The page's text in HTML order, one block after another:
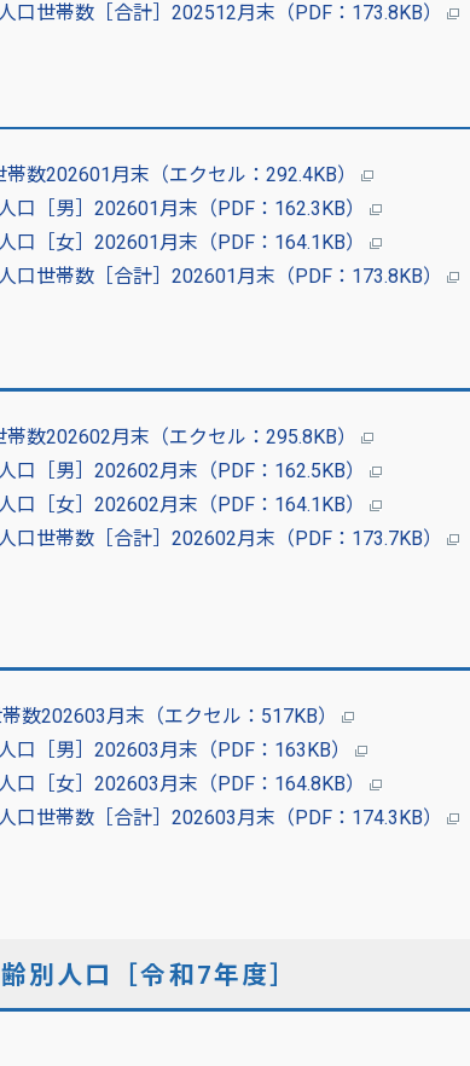
口世帯数［合計］202512月末（PDF：173.8KB）
数202601月末（エクセル：292.4KB）
口［男］202601月末（PDF：162.3KB）
口［女］202601月末（PDF：164.1KB）
口世帯数［合計］202601月末（PDF：173.8KB）
数202602月末（エクセル：295.8KB）
口［男］202602月末（PDF：162.5KB）
口［女］202602月末（PDF：164.1KB）
口世帯数［合計］202602月末（PDF：173.7KB）
数202603月末（エクセル：517KB）
口［男］202603月末（PDF：163KB）
口［女］202603月末（PDF：164.8KB）
口世帯数［合計］202603月末（PDF：174.3KB）
別人口［令和7年度］